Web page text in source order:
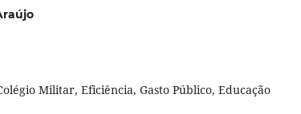
Militar, Eficiência, Gasto Público, Educação